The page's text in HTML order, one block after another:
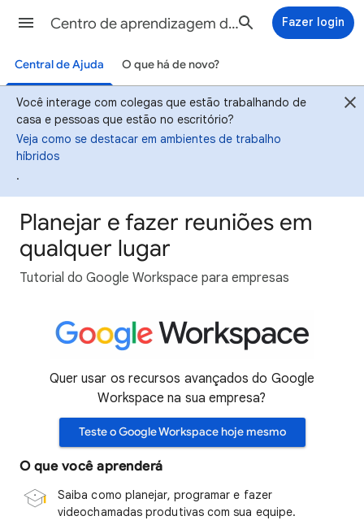
Centro de aprendizagem do Google Workspace Fazer login
Central de Ajuda O que há de novo?
Você interage com colegas que estão trabalhando de
casa e pessoas que estão no escritório?
Veja como se destacar em ambientes de trabalho
híbridos
.
Planejar e fazer reuniões em
qualquer lugar
Tutorial do Google Workspace para empresas
Quer usar os recursos avançados do Google
Workspace na sua empresa?
Teste o Google Workspace hoje mesmo
O que você aprenderá
Saiba como planejar, programar e fazer
videochamadas produtivas com sua equipe.